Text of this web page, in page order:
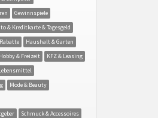
Gewinnspiele
& Kreditkarte & Tagesgeld
Haushalt & Garten
Hobby & Freizeit
KFZ & Leasing
Mode & Beauty
Schmuck & Accessoires